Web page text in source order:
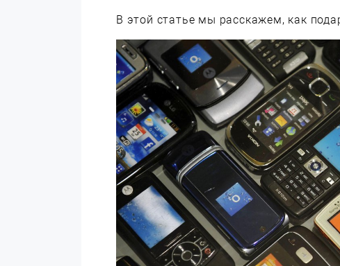
В этой статье мы расскажем, как